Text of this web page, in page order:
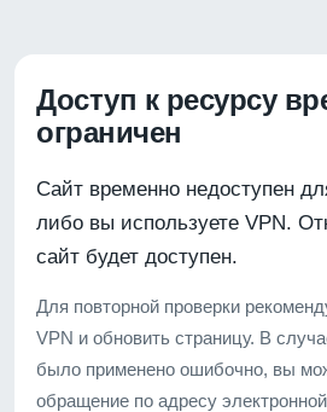
Доступ к ресурсу
ограничен
Сайт временно недоступен
либо вы используете VPN.
сайт будет доступен.
Для повторной проверки
VPN и обновить страницу. В
было применено ошибочно, вы
обращение по адресу